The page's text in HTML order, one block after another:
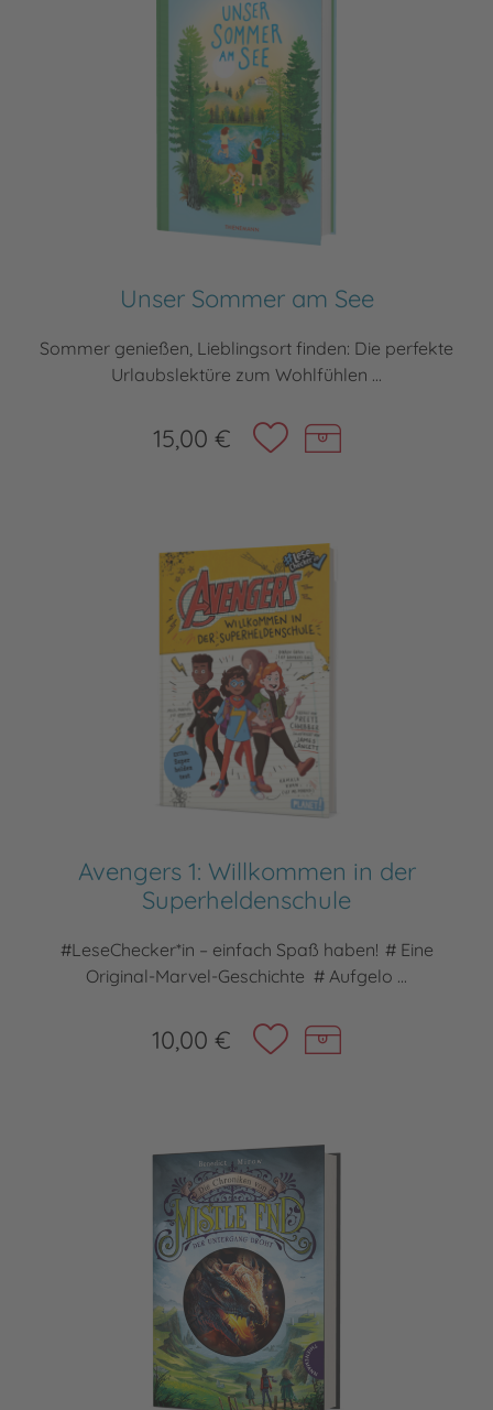
Unser Sommer am See
Sommer genießen, Lieblingsort finden: Die perfekte
Urlaubslektüre zum Wohlfühlen ...
15,00 €
Avengers 1: Willkommen in der
Superheldenschule
#LeseChecker*in – einfach Spaß haben! # Eine
Original-Marvel-Geschichte # Aufgelo ...
10,00 €